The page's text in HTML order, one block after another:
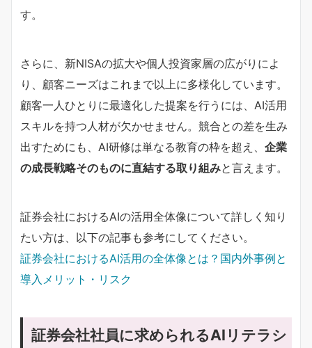
す。
さらに、新NISAの拡大や個人投資家層の広がりによ
り、顧客ニーズはこれまで以上に多様化しています。
顧客一人ひとりに最適化した提案を行うには、AI活用
スキルを持つ人材が欠かせません。競合との差を生み
出すためにも、AI研修は単なる教育の枠を超え、 企業
の成長戦略そのものに直結する取り組みと言えます。
証券会社におけるAIの活用全体像について詳しく知り
たい方は、以下の記事も参考にしてください。
証券会社におけるAI活用の全体像とは？国内外事例と
導入メリット・リスク
証券会社社員に求められるAIリテラシ